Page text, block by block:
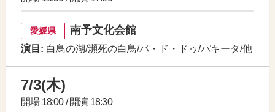
愛媛県 南予文化会館
演目: 白鳥の湖/瀕死の白鳥/パ・ド・ドゥ/パキータ/他
7/3(木)
開場 18:00 / 開演 18:30